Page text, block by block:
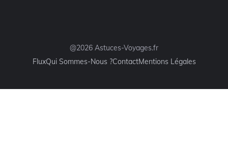
@2026 Astuces-Voyages.fr
FluxQui Sommes-Nous ?ContactMentions Légales